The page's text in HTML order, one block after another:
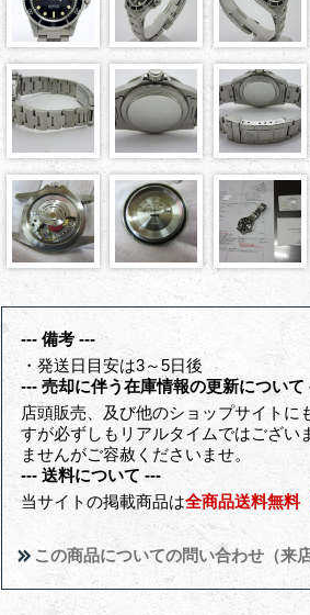
--- 備考 ---
・発送日目安は3～5日後
--- 売却に伴う在庫情報の更新について
店頭販売、及び他のショップサイト
すが必ずしもリアルタイムではござい
ませんがご容赦くださいませ。
--- 送料について ---
当サイトの掲載商品は全商品送料無料
この商品についての問い合わせ（来